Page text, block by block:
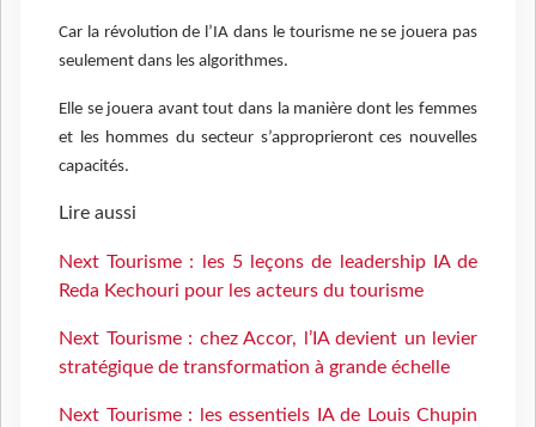
Car la révolution de l’IA dans le tourisme ne se jouera pas
seulement dans les algorithmes.
Elle se jouera avant tout dans la manière dont les femmes
et les hommes du secteur s’approprieront ces nouvelles
capacités.
Lire aussi
Next Tourisme : les 5 leçons de leadership IA de
Reda Kechouri pour les acteurs du tourisme
Next Tourisme : chez Accor, l’IA devient un levier
stratégique de transformation à grande échelle
Next Tourisme : les essentiels IA de Louis Chupin